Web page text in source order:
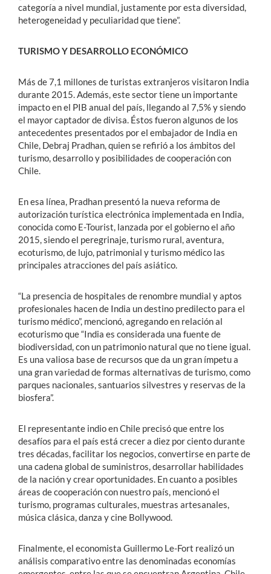
categoría a nivel mundial, justamente por esta diversidad,
heterogeneidad y peculiaridad que tiene”.
TURISMO Y DESARROLLO ECONÓMICO
Más de 7,1 millones de turistas extranjeros visitaron India
durante 2015. Además, este sector tiene un importante
impacto en el PIB anual del país, llegando al 7,5% y siendo
el mayor captador de divisa. Éstos fueron algunos de los
antecedentes presentados por el embajador de India en
Chile, Debraj Pradhan, quien se refirió a los ámbitos del
turismo, desarrollo y posibilidades de cooperación con
Chile.
En esa línea, Pradhan presentó la nueva reforma de
autorización turística electrónica implementada en India,
conocida como E-Tourist, lanzada por el gobierno el año
2015, siendo el peregrinaje, turismo rural, aventura,
ecoturismo, de lujo, patrimonial y turismo médico las
principales atracciones del país asiático.
“La presencia de hospitales de renombre mundial y aptos
profesionales hacen de India un destino predilecto para el
turismo médico”, mencionó, agregando en relación al
ecoturismo que “India es considerada una fuente de
biodiversidad, con un patrimonio natural que no tiene igual.
Es una valiosa base de recursos que da un gran ímpetu a
una gran variedad de formas alternativas de turismo, como
parques nacionales, santuarios silvestres y reservas de la
biosfera”.
El representante indio en Chile precisó que entre los
desafíos para el país está crecer a diez por ciento durante
tres décadas, facilitar los negocios, convertirse en parte de
una cadena global de suministros, desarrollar habilidades
de la nación y crear oportunidades. En cuanto a posibles
áreas de cooperación con nuestro país, mencionó el
turismo, programas culturales, muestras artesanales,
música clásica, danza y cine Bollywood.
Finalmente, el economista Guillermo Le-Fort realizó un
análisis comparativo entre las denominadas economías